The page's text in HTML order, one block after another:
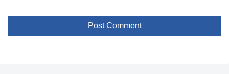
Post Comment